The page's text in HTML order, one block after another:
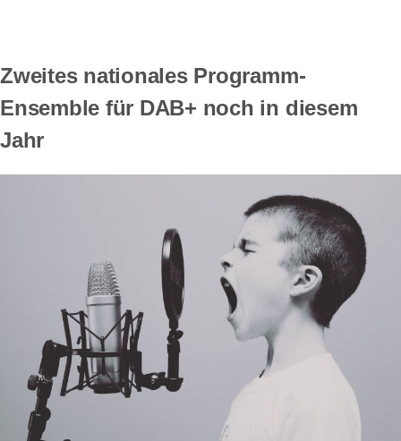
Zweites nationales Programm-
Ensemble für DAB+ noch in diesem
Jahr